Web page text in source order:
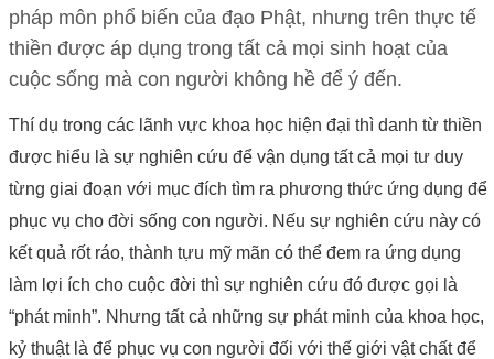
pháp môn phổ biến của đạo Phật, nhưng trên thực tế
thiền được áp dụng trong tất cả mọi sinh hoạt của
cuộc sống mà con người không hề để ý đến.
Thí dụ trong các lãnh vực khoa học hiện đại thì danh từ thiền
được hiểu là sự nghiên cứu để vận dụng tất cả mọi tư duy
từng giai đoạn với mục đích tìm ra phương thức ứng dụng để
phục vụ cho đời sống con người. Nếu sự nghiên cứu này có
kết quả rốt ráo, thành tựu mỹ mãn có thể đem ra ứng dụng
làm lợi ích cho cuộc đời thì sự nghiên cứu đó được gọi là
“phát minh”. Nhưng tất cả những sự phát minh của khoa học,
kỷ thuật là để phục vụ con người đối với thế giới vật chất để